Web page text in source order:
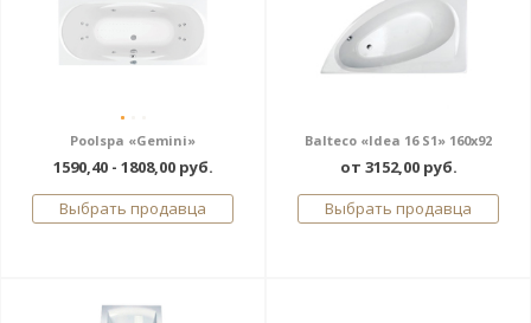
Poolspa «Gemini»
1590,40 - 1808,00 руб.
Выбрать продавца
Balteco «Idea 16 S1» 160x92
от 3152,00 руб.
Выбрать продавца